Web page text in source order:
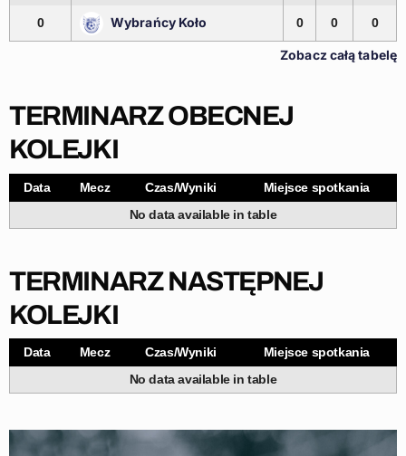
0 Wybrańcy Koło 0 0 0
Zobacz całą tabelę
TERMINARZ OBECNEJ
KOLEJKI
Data Mecz Czas/Wyniki
Miejsce spotkania
No data available in table
TERMINARZ NASTĘPNEJ
KOLEJKI
Data Mecz Czas/Wyniki
Miejsce spotkania
No data available in table